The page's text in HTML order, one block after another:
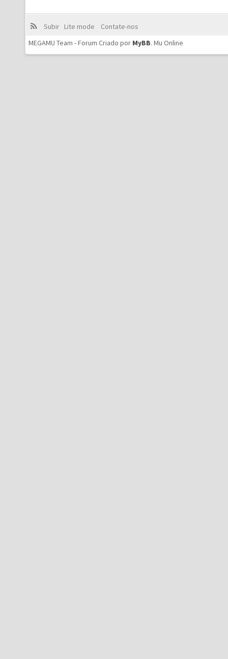
Subir Lite mode
Contate-nos
MEGAMU Team - Forum Criado por MyBB. Mu Online